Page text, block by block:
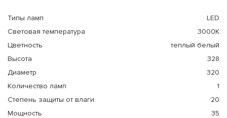
Типы ламп
LED
Световая температура
3000К
Цветность
теплый белый
Высота
328
Диаметр
320
Количество ламп
1
Степень защиты от влаги
20
Мощность
35